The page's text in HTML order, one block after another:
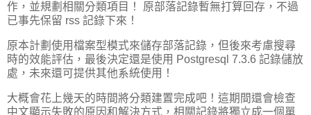
作，並規劃相關分類項目！ 原部落記錄暫無打算回存，不過
已事先保留 rss 記錄下來！
原本計劃使用檔案型模式來儲存部落記錄，但後來考慮搜尋
時的效能評估，最後決定還是使用 Postgresql 7.3.6 記錄儲放
處，未來還可提供其他系統使用！
大概會花上幾天的時間將分類建置完成吧！這期間還會檢查
中文顯示失敗的原因和解決方式，相關記錄將獨立成一個單